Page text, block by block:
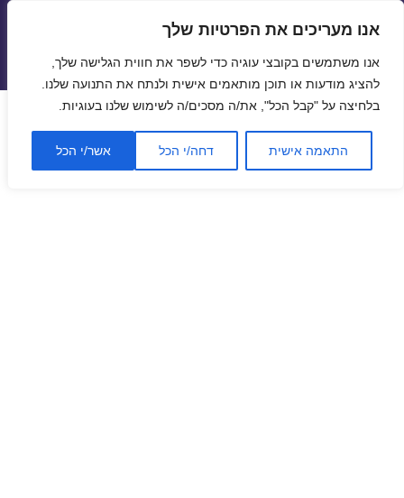
אנו מעריכים את הפרטיות שלך
אנו משתמשים בקובצי עוגיה כדי לשפר את חווית הגלישה שלך,
להציג מודעות או תוכן מותאמים אישית ולנתח את התנועה שלנו.
בלחיצה על "קבל הכל", את/ה מסכים/ה לשימוש שלנו בעוגיות.
התאמה אישית דחה/י הכל אשר/י הכל
תפריטים
ווידג'טים